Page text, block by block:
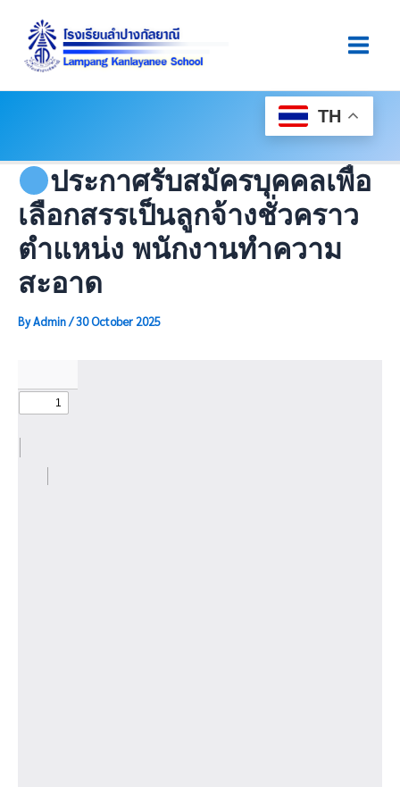
Content
TH
ประกาศรับสมัครบุคคลเพื่อ
เลือกสรรเป็นลูกจ้างชั่วคราว
ตำแหน่ง พนักงานทำความ
สะอาด
ByAdmin/30 October 2025
Navigation